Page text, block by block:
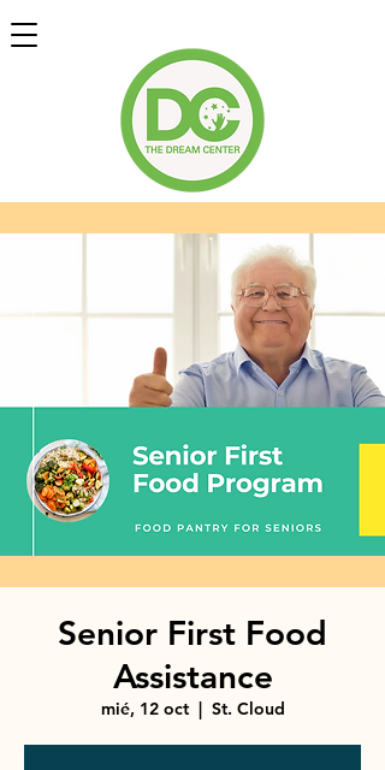
Senior First Food
Assistance
mié, 12 oct
  |
St. Cloud